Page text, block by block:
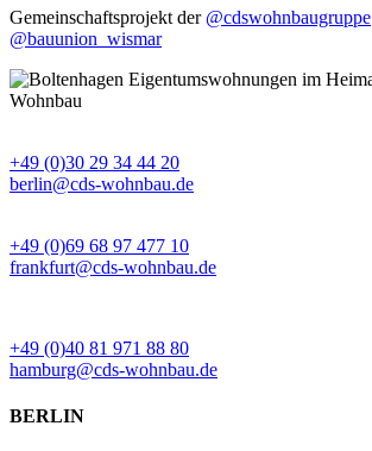
Gemeinschaftsprojekt der @cdswohnbaugruppe
@bauunion_wismar
+49 (0)30 29 34 44 20
berlin@cds-wohnbau.de
+49 (0)69 68 97 477 10
frankfurt@cds-wohnbau.de
+49 (0)40 81 971 88 80
hamburg@cds-wohnbau.de
BERLIN